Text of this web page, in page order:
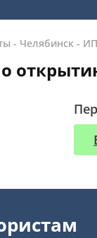
- Челябинск - ИП